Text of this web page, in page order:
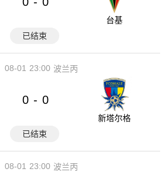
台基
已结束
23:00
08-01 波兰丙
0 - 0
新塔尔格
已结束
23:00
08-01 波兰丙